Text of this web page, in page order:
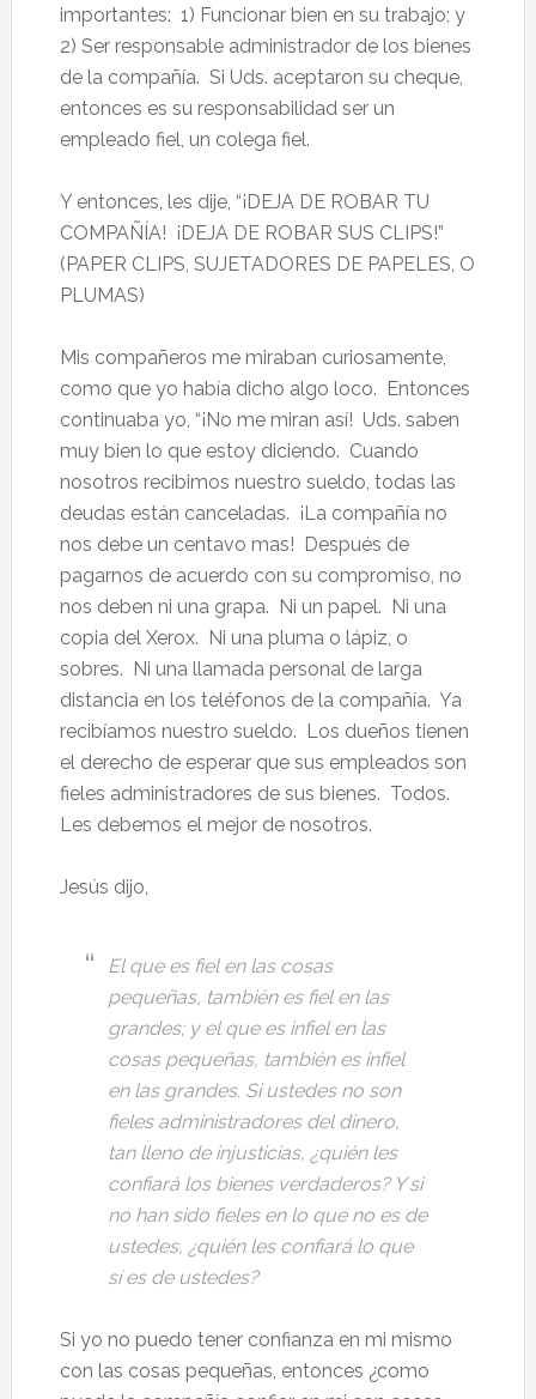
importantes: 1) Funcionar bien en su trabajo; y
2) Ser responsable administrador de los bienes
de la compañía. Si Uds. aceptaron su cheque,
entonces es su responsabilidad ser un
empleado fiel, un colega fiel.
Y entonces, les dije, “¡DEJA DE ROBAR TU
COMPAÑÍA! ¡DEJA DE ROBAR SUS CLIPS!”
(PAPER CLIPS, SUJETADORES DE PAPELES, O
PLUMAS)
Mis compañeros me miraban curiosamente,
como que yo había dicho algo loco. Entonces
continuaba yo, “¡No me miran así! Uds. saben
muy bien lo que estoy diciendo. Cuando
nosotros recibimos nuestro sueldo, todas las
deudas están canceladas. ¡La compañía no
nos debe un centavo mas! Después de
pagarnos de acuerdo con su compromiso, no
nos deben ni una grapa. Ni un papel. Ni una
copia del Xerox. Ni una pluma o lápiz, o
sobres. Ni una llamada personal de larga
distancia en los teléfonos de la compañía. Ya
recibíamos nuestro sueldo. Los dueños tienen
el derecho de esperar que sus empleados son
fieles administradores de sus bienes. Todos.
Les debemos el mejor de nosotros.
Jesús dijo,
El que es fiel en las cosas
pequeñas, también es fiel en las
grandes; y el que es infiel en las
cosas pequeñas, también es infiel
en las grandes. Si ustedes no son
fieles administradores del dinero,
tan lleno de injusticias, ¿quién les
confiará los bienes verdaderos? Y si
no han sido fieles en lo que no es de
ustedes, ¿quién les confiará lo que
sí es de ustedes?
Si yo no puedo tener confianza en mi mismo
con las cosas pequeñas, entonces ¿como